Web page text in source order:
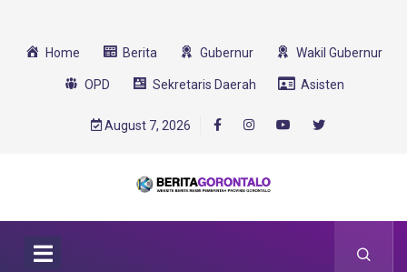
Home Berita Gubernur Wakil Gubernur
OPD Sekretaris Daerah Asisten
August 7, 2026